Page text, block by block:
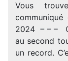
Vous
2024 – – –
au second
un record.